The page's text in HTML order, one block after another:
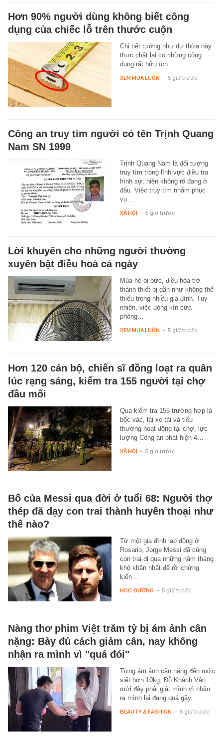
Hơn 90% người dùng không biết công
dụng của chiếc lỗ trên thước cuộn
Chi tiết tưởng như dư thừa này
thực chất lại có những công
dụng rất hữu ích.
XEM MUA LUÔN - 5 giờ trước
Công an truy tìm người có tên Trịnh Quang
Nam SN 1999
Trịnh Quang Nam là đối tượng
truy tìm trong lĩnh vực điều tra
hình sự, hiện không rõ đang ở
đâu. Việc truy tìm nhằm phục
vụ…
XÃ HỘI - 5 giờ trước
Lời khuyên cho những người thường
xuyên bật điều hoà cả ngày
Mùa hè oi bức, điều hòa trở
thành thiết bị gần như không thể
thiếu trong nhiều gia đình. Tuy
nhiên, việc đóng kín cửa
phòng…
XEM MUA LUÔN - 5 giờ trước
Hơn 120 cán bộ, chiến sĩ đồng loạt ra quân
lúc rạng sáng, kiểm tra 155 người tại chợ
đầu mối
Qua kiểm tra 155 trường hợp là
bốc vác, lái xe tải và tiểu
thương hoạt động tại chợ, lực
lượng Công an phát hiện 4…
XÃ HỘI - 5 giờ trước
Bố của Messi qua đời ở tuổi 68: Người thợ
thép đã dạy con trai thành huyền thoại như
thế nào?
Từ một gia đình lao động ở
Rosario, Jorge Messi đã cùng
con trai đi qua những năm tháng
khó khăn nhất để rồi chứng
kiến…
HỌC ĐƯỜNG - 5 giờ trước
Nàng thơ phim Việt trăm tỷ bị ám ảnh cân
nặng: Bày đủ cách giảm cân, nay không
nhận ra mình vì "quá đói"
Từng ám ảnh cân nặng đến mức
siết hơn 10kg, Đỗ Khánh Vân
mới đây phải giật mình vì nhận
ra mình lại đang quá gầy.
BEAUTY & FASHION - 5 giờ trước